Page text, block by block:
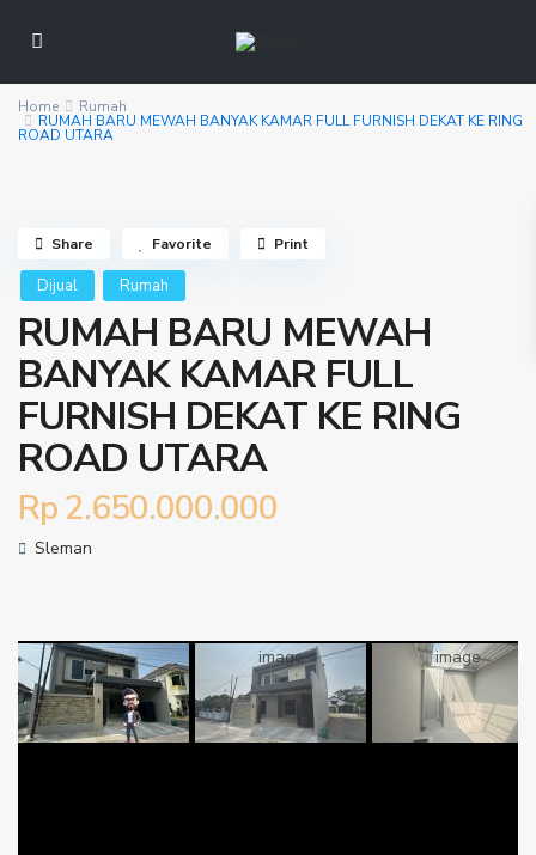
Home Rumah
RUMAH BARU MEWAH BANYAK KAMAR FULL FURNISH DEKAT KE RING
ROAD UTARA
Dijual Rumah
RUMAH BARU MEWAH
BANYAK KAMAR FULL
FURNISH DEKAT KE RING
ROAD UTARA
Rp 2.650.000.000
Sleman
Share Favorite Print